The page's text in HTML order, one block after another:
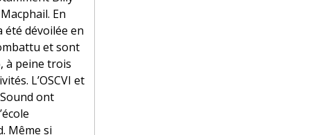
En
été dévoilée en
et sont
à peine trois
L’OSCVI et
ont
Même si